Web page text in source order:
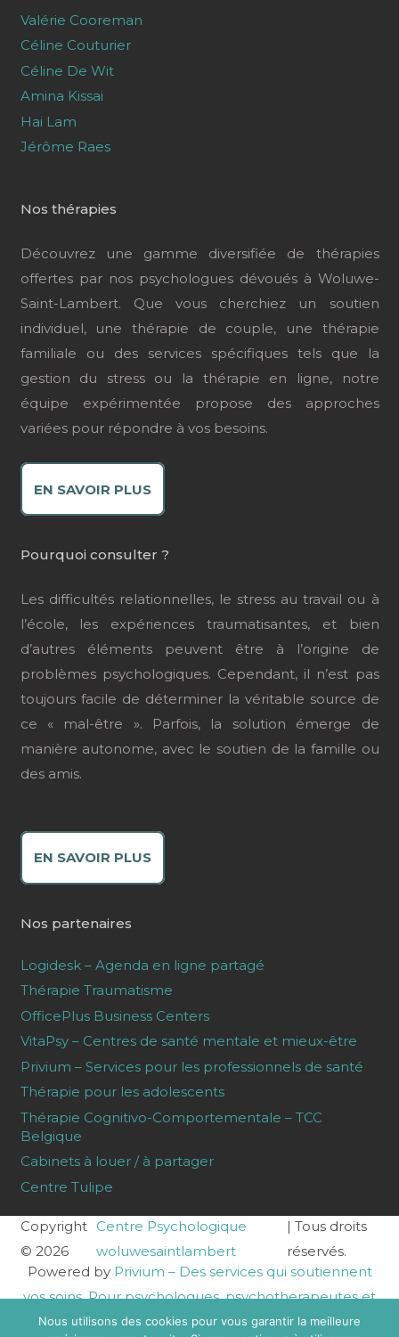
Valérie Cooreman
Céline Couturier
Céline De Wit
Amina Kissai
Hai Lam
Jérôme Raes
Nos thérapies
Découvrez une gamme diversifiée de thérapies
offertes par nos psychologues dévoués à Woluwe-
Saint-Lambert. Que vous cherchiez un soutien
individuel, une thérapie de couple, une thérapie
familiale ou des services spécifiques tels que la
gestion du stress ou la thérapie en ligne, notre
équipe expérimentée propose des approches
variées pour répondre à vos besoins.
EN SAVOIR PLUS
Pourquoi consulter ?
Les difficultés relationnelles, le stress au travail ou à
l’école, les expériences traumatisantes, et bien
d’autres éléments peuvent être à l’origine de
problèmes psychologiques. Cependant, il n’est pas
toujours facile de déterminer la véritable source de
ce « mal-être ». Parfois, la solution émerge de
manière autonome, avec le soutien de la famille ou
des amis.
EN SAVOIR PLUS
Nos partenaires
Logidesk – Agenda en ligne partagé
Thérapie Traumatisme
OfficePlus Business Centers
VitaPsy – Centres de santé mentale et mieux-être
Privium – Services pour les professionnels de santé
Thérapie pour les adolescents
Thérapie Cognitivo-Comportementale – TCC
Belgique
Cabinets à louer / à partager
Centre Tulipe
Copyright
© 2026
Centre Psychologique
woluwesaintlambert
| Tous droits
réservés.
Powered by Privium – Des services qui soutiennent
vos soins. Pour psychologues, psychotherapeutes et
hypnotherapeutes.
Nous utilisons des cookies pour vous garantir la meilleure